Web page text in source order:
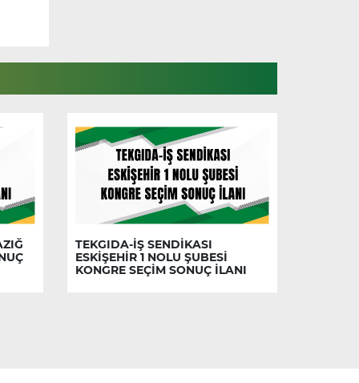
TEKGIDA-İŞ SENDİKASI
ESKİŞEHİR 1 NOLU ŞUBESİ
KONGRE SEÇİM SONUÇ İLANI